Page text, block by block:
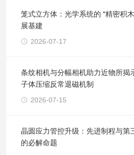
笼式立方体：光学系统的 “精密积
展基建
2026-07-17
条纹相机与分幅相机助力近物所揭
子体压缩反常退磁机制
2026-07-15
晶圆应力管控升级：先进制程与第
的必解命题